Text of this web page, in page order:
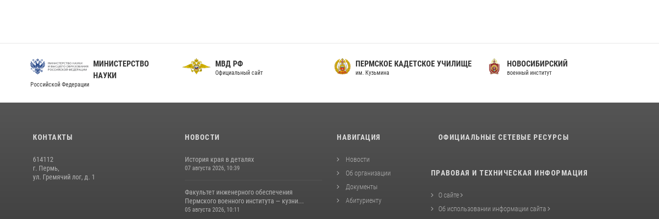
памяти равноапостольного великого князя
покровителя войск национальной гвардии
Российской Федерации»
МИНИСТЕРСТВО
НАУКИ
Российской Федерации
МВД РФ
Официальный сайт
ПЕРМСКОЕ КАДЕТСКОЕ УЧИЛИЩЕ
им. Кузьмина
НОВОСИБИРСКИЙ
военный институт
КОНТАКТЫ
614112
г. Пермь,
ул. Гремячий лог, д. 1
НОВОСТИ
История края в деталях
07 августа 2026, 10:39
Факультет инженерного обеспечения
Пермского военного института — кузни...
05 августа 2026, 10:11
НАВИГАЦИЯ
Новости
Об организации
Документы
Абитуриенту
ОФИЦИАЛЬНЫЕ СЕТЕВЫЕ РЕСУРСЫ
ПРАВОВАЯ И ТЕХНИЧЕСКАЯ ИНФОРМАЦИЯ
О сайте
Об использовании информации сайта